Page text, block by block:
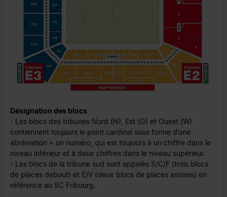
Désignation des blocs
- Les blocs des tribunes Nord (N), Est (O) et Ouest (W)
contiennent toujours le point cardinal sous forme d’une
abréviation + un numéro, qui est toujours à un chiffre dans le
niveau inférieur et à deux chiffres dans le niveau supérieur.
- Les blocs de la tribune sud sont appelés S/C/F (trois blocs
de places debout) et E/V (deux blocs de places assises) en
référence au SC Fribourg.